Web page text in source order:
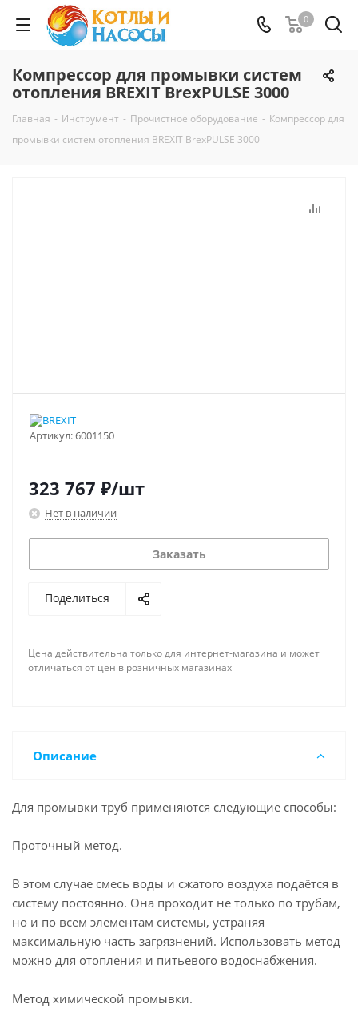
0
Компрессор для промывки систем
отопления BREXIT BrexPULSE 3000
Главная - Инструмент - Прочистное оборудование - Компрессор для
промывки систем отопления BREXIT BrexPULSE 3000
Артикул:6001150
323 767 ₽/шт
Нет в наличии
Заказать
Поделиться
Цена действительна только для интернет-магазина и может
отличаться от цен в розничных магазинах
Описание
Для промывки труб применяются следующие способы:
Проточный метод.
В этом случае смесь воды и сжатого воздуха подаётся в
систему постоянно. Она проходит не только по трубам,
но и по всем элементам системы, устраняя
максимальную часть загрязнений. Использовать метод
можно для отопления и питьевого водоснабжения.
Метод химической промывки.